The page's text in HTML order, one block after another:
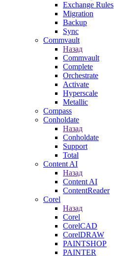
Exchange Rules
Migration
Backup
Sync
Commvault
Назад
Commvault
Complete
Orchestrate
Activate
Hyperscale
Metallic
Compass
Conholdate
Назад
Conholdate
Support
Total
Content AI
Назад
Content AI
ContentReader
Corel
Назад
Corel
CorelCAD
CorelDRAW
PAINTSHOP
PAINTER